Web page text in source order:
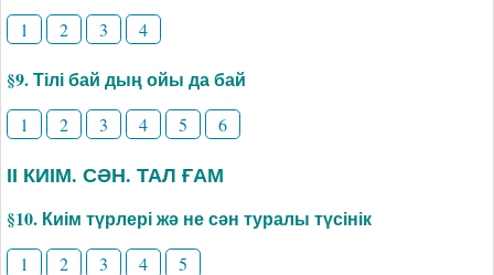
1 2 3 4
§9. Тілі бай дың ойы да бай
1 2 3 4 5 6
ІІ КИІМ. СӘН. ТАЛ ҒАМ
§10. Киім түрлері жә не сән туралы түсінік
1 2 3 4 5